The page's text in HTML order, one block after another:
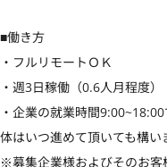
■働き方
・フルリモートＯＫ
・週3日稼働（0.6人月程度）
・企業の就業時間
体はいつ進めて頂いても構い
※募集企業様およびそのお客